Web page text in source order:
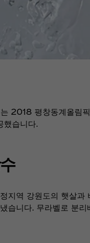
2018 평창동계올림픽
했습니다.
지역 강원도의 햇살과
습니다. 무라벨로 분